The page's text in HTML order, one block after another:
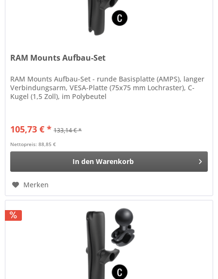
RAM Mounts Aufbau-Set
RAM Mounts Aufbau-Set - runde Basisplatte (AMPS), langer
Verbindungsarm, VESA-Platte (75x75 mm Lochraster), C-
Kugel (1,5 Zoll), im Polybeutel
105,73 € * 133,14 € *
Nettopreis: 88,85 €
In den Warenkorb
Merken